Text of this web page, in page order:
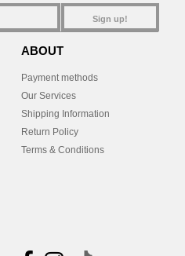
Sign up!
ABOUT
Payment methods
Our Services
Shipping Information
Return Policy
Terms & Conditions